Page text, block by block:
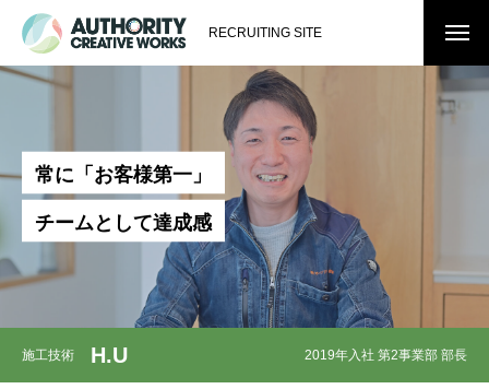
RECRUITING SITE
常に 「 お客様第一 」
チーム と して達成感
施工技術 H.U 2019年入社 第2事業部 部長